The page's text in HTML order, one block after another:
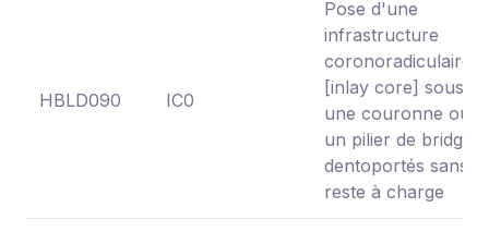
HBLD090 IC0
Pose d'une
infrastructure
coronoradiculaire
[inlay core] sous
une couronne ou
un pilier de bridge
dentoportés sans
reste à charge